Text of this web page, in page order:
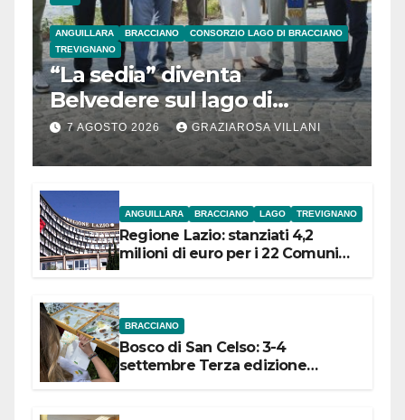
ANGUILLARA BRACCIANO
CONSORZIO LAGO DI BRACCIANO
TREVIGNANO
“La sedia” diventa
Belvedere sul lago di
Bracciano: ieri
l’inaugurazione
7 AGOSTO 2026 GRAZIAROSA VILLANI
ANGUILLARA BRACCIANO LAGO TREVIGNANO
Regione Lazio: stanziati 4,2
milioni di euro per i 22 Comuni
BRACCIANO
Bosco di San Celso: 3-4
settembre Terza edizione